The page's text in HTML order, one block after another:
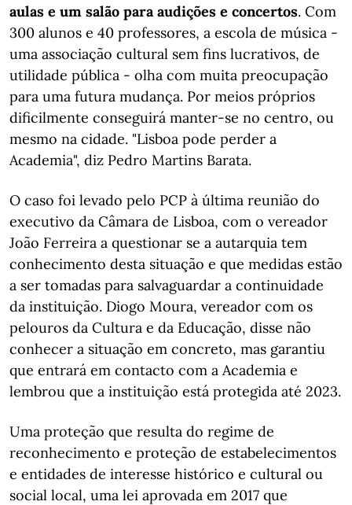
aulas e um salão para audições e concertos. Com
300 alunos e 40 professores, a escola de música -
uma associação cultural sem fins lucrativos, de
utilidade pública - olha com muita preocupação
para uma futura mudança. Por meios próprios
dificilmente conseguirá manter-se no centro, ou
mesmo na cidade. "Lisboa pode perder a
Academia", diz Pedro Martins Barata.
O caso foi levado pelo PCP à última reunião do
executivo da Câmara de Lisboa, com o vereador
João Ferreira a questionar se a autarquia tem
conhecimento desta situação e que medidas estão
a ser tomadas para salvaguardar a continuidade
da instituição. Diogo Moura, vereador com os
pelouros da Cultura e da Educação, disse não
conhecer a situação em concreto, mas garantiu
que entrará em contacto com a Academia e
lembrou que a instituição está protegida até 2023.
Uma proteção que resulta do regime de
reconhecimento e proteção de estabelecimentos
e entidades de interesse histórico e cultural ou
social local, uma lei aprovada em 2017 que